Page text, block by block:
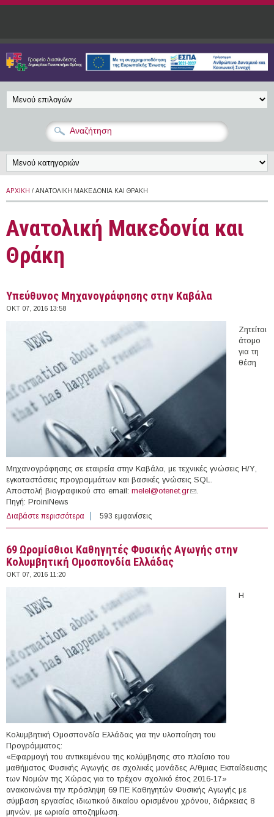
Παράκαμψη προς το κυρίως περιεχόμενο
ΑΡΧΙΚΉ / ΑΝΑΤΟΛΙΚΉ ΜΑΚΕΔΟΝΊΑ ΚΑΙ ΘΡΆΚΗ
Ανατολική Μακεδονία και
Θράκη
Υπεύθυνος Μηχανογράφησης στην Καβάλα
ΟΚΤ 07, 2016 13:58
Ζητείται
άτομο
για τη
θέση
Μηχανογράφησης σε εταιρεία στην Καβάλα, με τεχνικές γνώσεις Η/Υ,
εγκαταστάσεις προγραμμάτων και βασικές γνώσεις SQL.
Αποστολή βιογραφικού στο email: melel@otenet.gr(link sends e-mail)
Πηγή: ProiniNews
Διαβάστε περισσότερα για Υπεύθυνος Μηχανογράφησης στην Καβάλα
593 εμφανίσεις
69 Ωρομίσθιοι Καθηγητές Φυσικής Αγωγής στην
Κολυμβητική Ομοσπονδία Ελλάδας
ΟΚΤ 07, 2016 11:20
Η
Κολυμβητική Ομοσπονδία Ελλάδας για την υλοποίηση του
Προγράμματος:
«Εφαρμογή του αντικειμένου της κολύμβησης στο πλαίσιο του
μαθήματος Φυσικής Αγωγής σε σχολικές μονάδες Α/θμιας Εκπαίδευσης
των Νομών της Χώρας για το τρέχον σχολικό έτος 2016-17»
ανακοινώνει την πρόσληψη 69 ΠΕ Καθηγητών Φυσικής Αγωγής με
σύμβαση εργασίας ιδιωτικού δικαίου ορισμένου χρόνου, διάρκειας 8
μηνών, με ωριαία αποζημίωση.